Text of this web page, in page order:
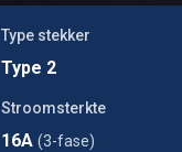
Type stekker
Type 2
Stroomsterkte
16A (3-fase)